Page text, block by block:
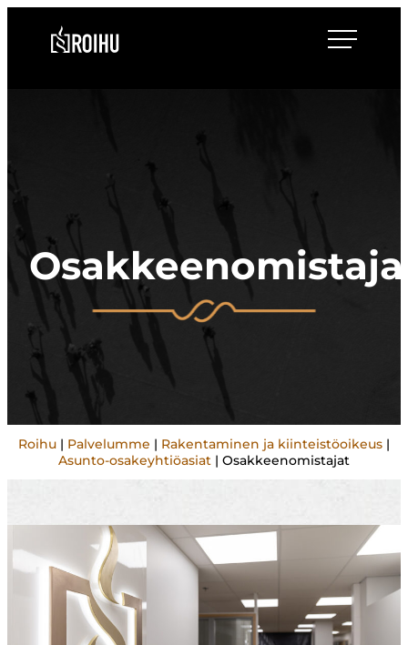
suoraanRoihulaw
Roihu | Palvelumme | Rakentaminen ja kiinteistöoikeus |
Asunto-osakeyhtiöasiat | Osakkeenomistajat